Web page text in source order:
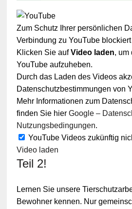
Zum Schutz Ihrer persönlichen
Verbindung zu YouTube
Klicken Sie aufVideo laden, um
YouTube aufzuheben.
Durch das Laden des Videos
Datenschutzbestimmungen von
Mehr Informationen zum
finden Sie hier Google –
Nutzungsbedingungen.
YouTube Videos zukünftig
Video laden
Teil 2!
Lernen Sie unsere
Bewohner kennen. Nur